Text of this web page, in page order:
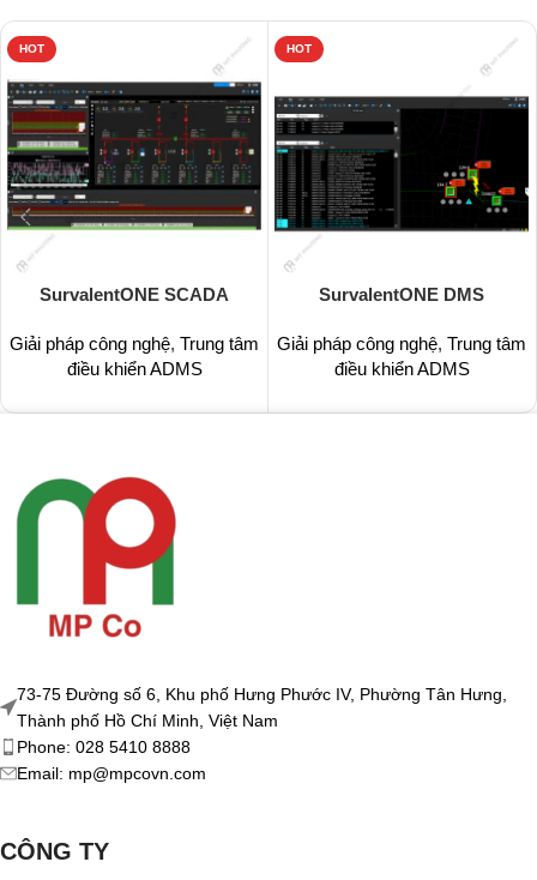
HOT
SurvalentONE SCADA
Giải pháp công nghệ, Trung tâm
điều khiển ADMS
HOT
SurvalentONE DMS
Giải pháp công nghệ, Trung tâm
điều khiển ADMS
73-75 Đường số 6, Khu phố Hưng Phước IV, Phường Tân Hưng,
Thành phố Hồ Chí Minh, Việt Nam
Phone: 028 5410 8888
Email: mp@mpcovn.com
CÔNG TY